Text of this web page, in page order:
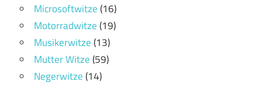
Microsoftwitze(16)
Motorradwitze(19)
Musikerwitze(13)
Mutter Witze(59)
Negerwitze(14)